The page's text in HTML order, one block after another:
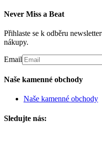
Never Miss a Beat
Přihlaste se k odběru
nákupy.
Email
Naše kamenné obchody
Naše kamenné obchody
Sledujte nás: